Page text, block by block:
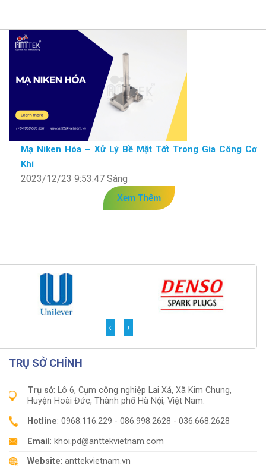
Mạ Niken Hóa – Xử Lý Bề Mặt Tốt Trong Gia Công Cơ
Khí
2023/12/23 9:53:47 Sáng
Xem Thêm
‹ ›
TRỤ SỞ CHÍNH
Trụ sở: Lô 6, Cụm công nghiệp Lai Xá, Xã Kim Chung,
Huyện Hoài Đức, Thành phố Hà Nội, Việt Nam.
Hotline: 0968.116.229 - 086.998.2628 - 036.668.2628
Email : khoi.pd@anttekvietnam.com
Website: anttekvietnam.vn